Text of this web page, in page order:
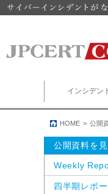
インシデン
HOME 公開
公開資料を
Weekly
四半期レポー